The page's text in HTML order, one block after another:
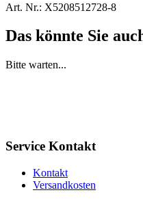
Art. Nr.: X5208512728-8
Das könnte Sie
Bitte warten...
Service Kontakt
Kontakt
Versandkosten